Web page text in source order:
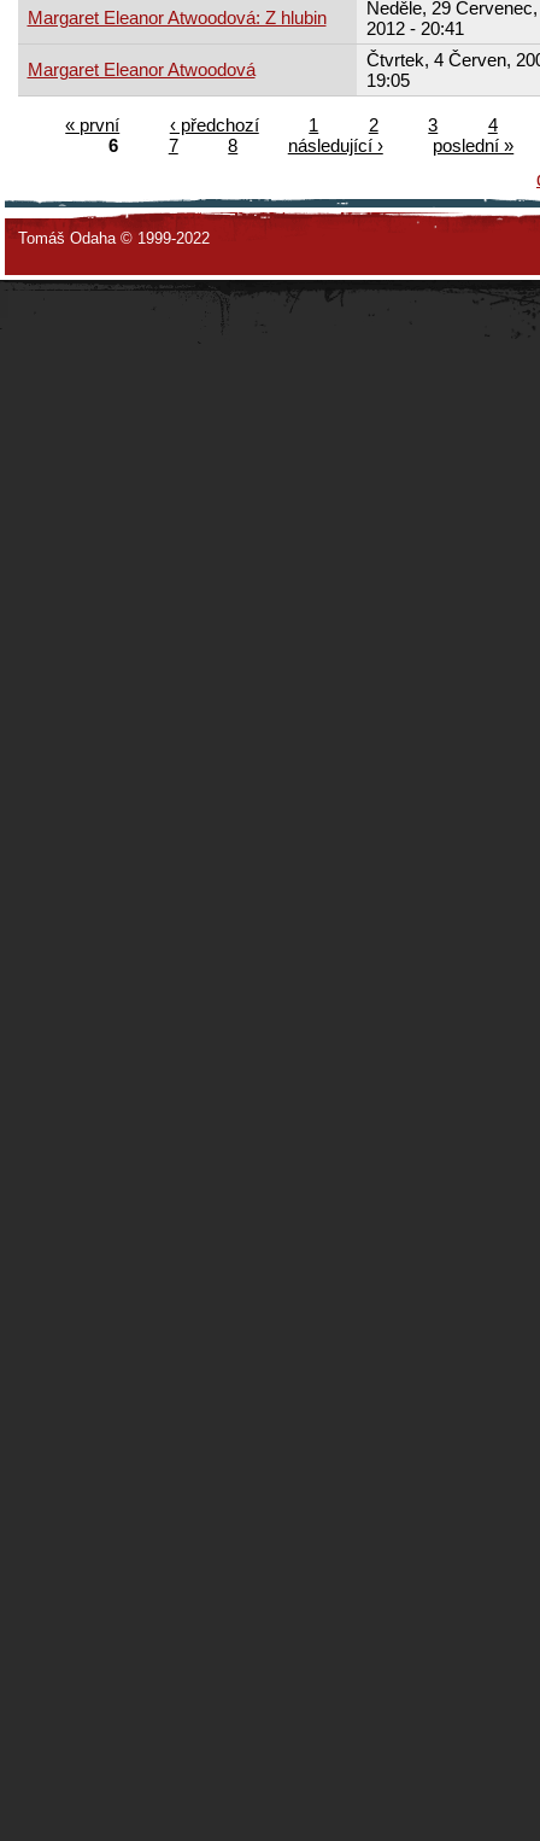
Margaret Eleanor Atwoodová: Z hlubin
Neděle, 29 Červenec,
2012 - 20:41
Margaret Eleanor Atwoodová
Čtvrtek, 4 Červen,
19:05
« první ‹ předchozí 1 2 3
4
6
7 8 následující ›
poslední »
Tomáš Odaha © 1999-2022